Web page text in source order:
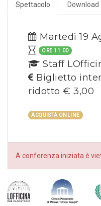
Spettacolo Download
Martedì 19
ORE 11.00
Staff
Biglietto
ridotto € 3,00
ACQUISTA ONLINE
A conferenza iniziata è